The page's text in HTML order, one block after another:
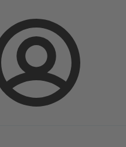
Login
CHTD